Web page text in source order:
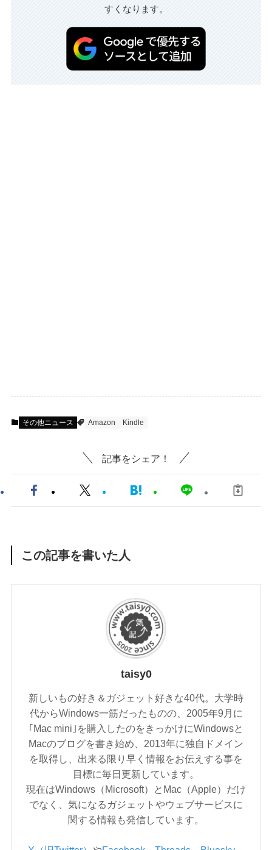
すくなります。
その他ニュース Amazon Kindle
記事をシェア！
この記事を書いた人
taisy0
新しいもの好き＆ガジェット好きな40代。大学時
代からWindows一筋だったものの、2005年9月に
｢Mac mini｣を購入したのをきっかけにWindowsと
Macのブログを書き始め、2013年に独自ドメイン
を取得し、出来る限り早く情報をお伝えする事を
目標に毎日更新しています。
現在はWindows（Microsoft）とMac（Apple）だけ
でなく、気になるガジェットやウェブサービスに
関する情報も発信しています。